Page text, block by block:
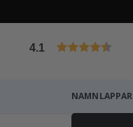
4.1
NAMNLAPPAR